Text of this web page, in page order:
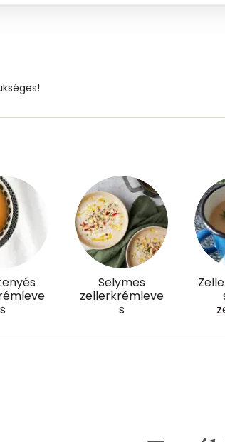
s
Selymes
zellerkrémleve
s